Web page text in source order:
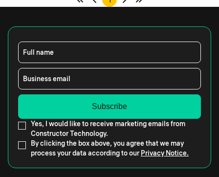
Full name
Business email
Yes, I would like to receive marketing emails from
Constructor Technology.
By clicking the box above, you agree that we may
process your data according to our Privacy Notice.